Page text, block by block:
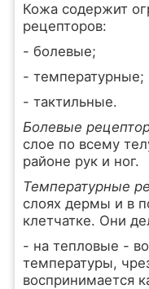
Кожа содержит
рецепторов:
- болевые;
- температурные;
- тактильные.
Болевые
слое по всему
районе рук и ног.
Температурные
слоях дермы и в
клетчатке. Они
- на тепловые -
температуры,
воспринимается